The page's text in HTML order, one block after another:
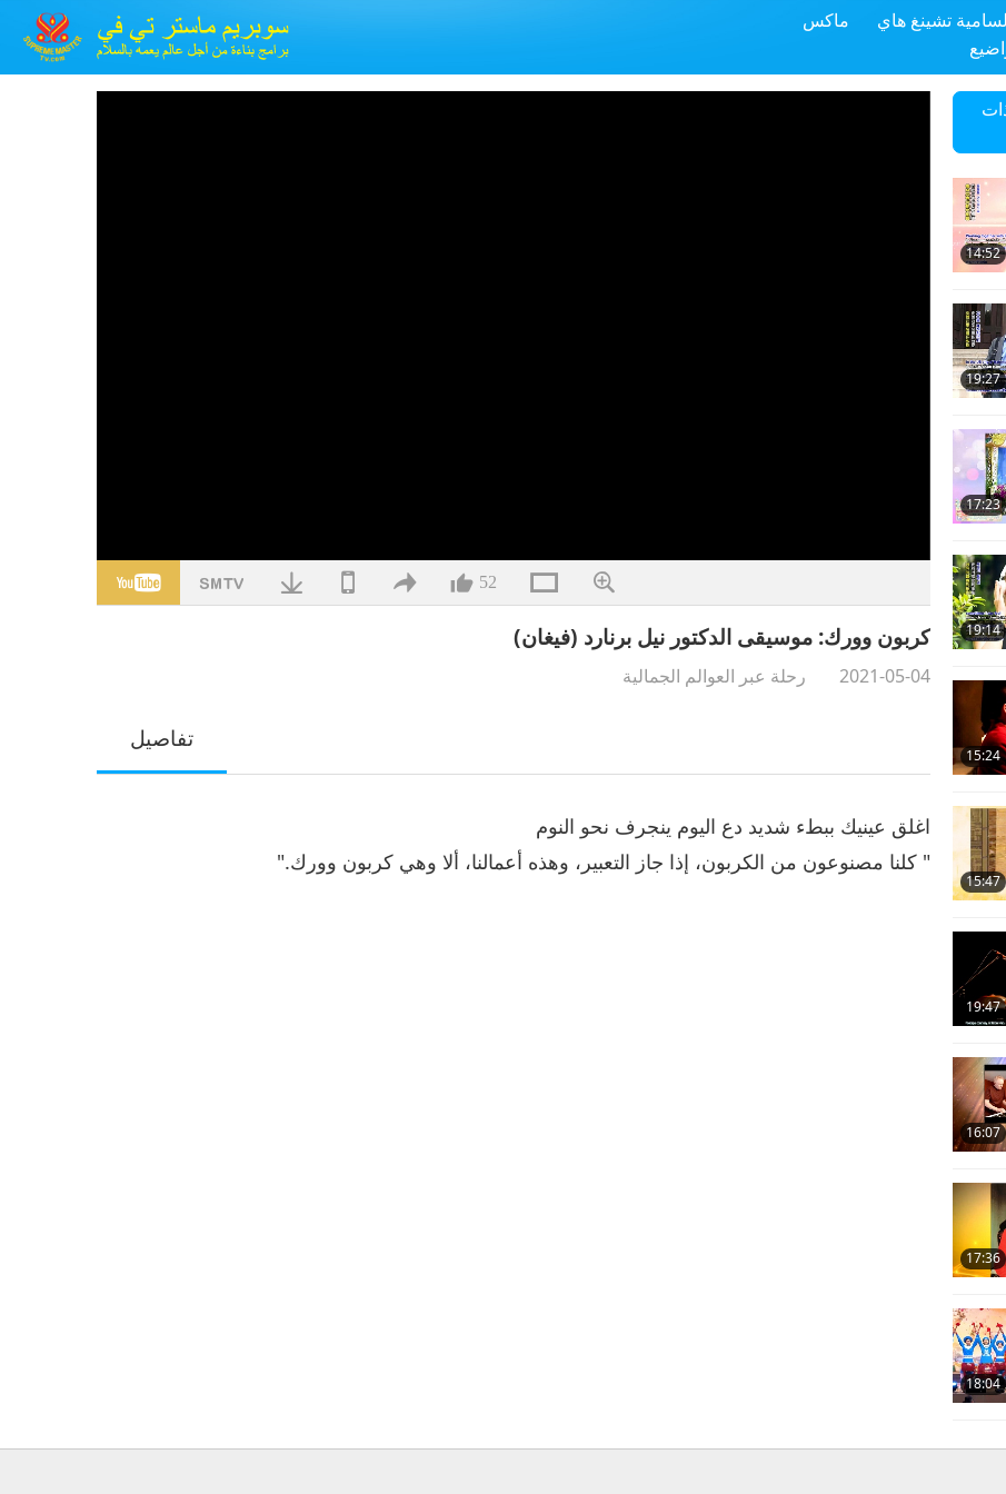
ماكس تشينغ هاي
52
كربون وورك: موسيقى الدكتور نيل برنارد (فيغان)
2021-05-04 رحلة عبر العوالم الجمالية
تفاصيل
اغلق عينيك ببطء شديد دع اليوم ينجرف نحو النوم
" كلنا مصنوعون من الكربون، إذا جاز التعبير، وهذه أعمالنا، ألا وهي كربون وورك."
14:52
19:27
17:23
19:14
15:24
15:47
19:47
16:07
17:36
18:04